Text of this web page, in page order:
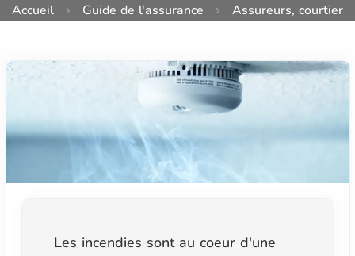
Accueil Guide de l'assurance Assureurs,
Les incendies sont au coeur d'une